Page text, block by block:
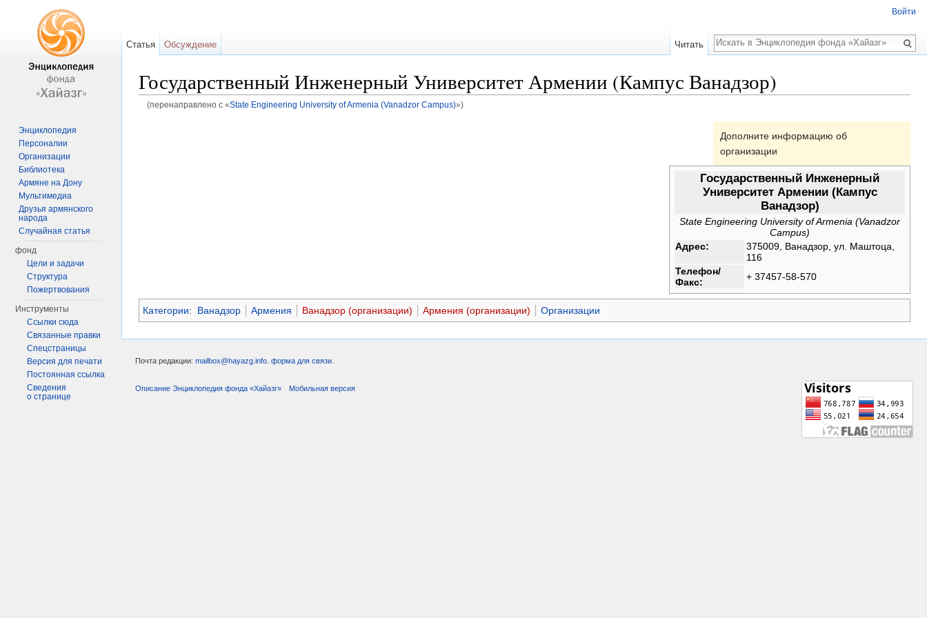
Государственный Инженерный Университет Армении (Кампус Ванадзор)
(перенаправлено с «State Engineering University of Armenia (Vanadzor Campus)»)
Дополните информацию об
организации
Государственный Инженерный
Университет Армении (Кампус
Ванадзор)
State Engineering University of Armenia (Vanadzor
Campus)
Адрес:
375009, Ванадзор, ул. Маштоца,
116
Телефон/
Факс:
+ 37457-58-570
Категории: Ванадзор Армения Ванадзор (организации) Армения (организации) Организации
Войти
Статья Обсуждение Читать
Поиск
Энциклопедия
Персоналии
Организации
Библиотека
Армяне на Дону
Мультимедиа
Друзья армянского
народа
Случайная статья
фонд
Цели и задачи
Структура
Пожертвования
Инструменты
Ссылки сюда
Связанные правки
Спецстраницы
Версия для печати
Постоянная ссылка
Сведения
о странице
Почта редакции: mailbox@hayazg.info форма для связи
Описание Энциклопедия фонда «Хайазг» Мобильная версия